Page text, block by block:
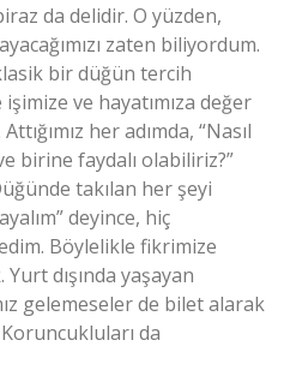
da delidir. O yüzden,
zaten biliyordum.
bir düğün tercih
ve hayatımıza değer
her adımda, “Nasıl
birine faydalı olabiliriz?”
takılan her şeyi
deyince, hiç
Böylelikle fikrimize
dışında yaşayan
gelemeseler de bilet alarak
da